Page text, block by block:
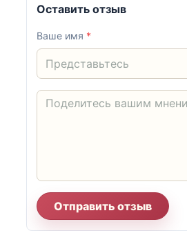
Оставить отзыв
Ваше имя *
Отправить отзыв